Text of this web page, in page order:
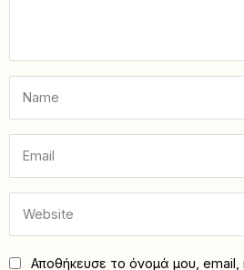
Αποθήκευσε το όνομά μου, email,